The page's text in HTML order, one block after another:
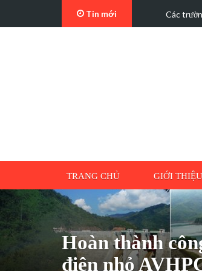
Tin mới Các trường
TRANG CHỦ GIỚI THIỆU
Hoàn thành
điện nhỏ